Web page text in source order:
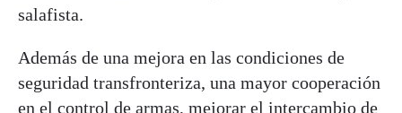
salafista.
Además de una mejora en las condiciones de
seguridad transfronteriza, una mayor cooperación
en el control de armas, mejorar el intercambio de